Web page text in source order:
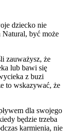
dziecko nie
Natural, być może
zauważysz, że
lub bawi się
z buzi
to wskazywać, że
dla swojego
będzie trzeba
karmienia, nie